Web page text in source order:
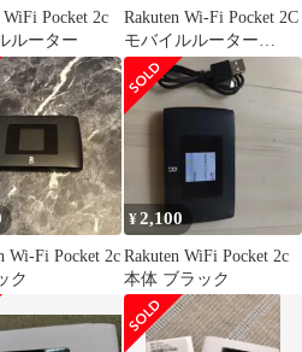
WiFi Pocket 2c
ルーター
Rakuten Wi-Fi Pocket 2C
モバイルルーター
ZR03M
Wi-Fi Pocket 2c
ク
¥2,100
Rakuten WiFi Pocket 2c
本体 ブラック